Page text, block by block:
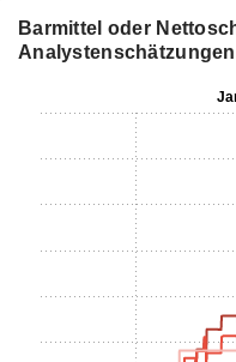
Barmittel oder
Analystenschätzungen